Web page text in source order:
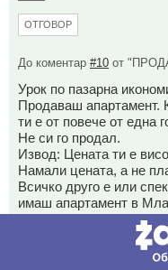
ОТГОВОР
До коментар #10 от
Урок по пазарна
Продаваш апартамент.
ти е от повече от една
Не си го продал.
Извод: Цената ти е
Намали цената, а не
Всичко друго е или
имаш апартамент в